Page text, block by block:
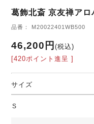
葛飾北斎 京友禅アロ
品番： M20022401WB500
46,200円(税込)
[420ポイント進呈 ]
サイズ
S